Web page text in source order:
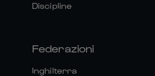
Discipline
Federazioni
Inghilterra